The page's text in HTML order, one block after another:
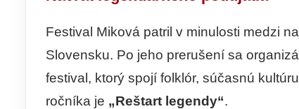
Festival Miková patril v minulosti medzi
Slovensku. Po jeho prerušení sa
festival, ktorý spojí folklór, súčasnú
ročníka je „Reštart legendy“.